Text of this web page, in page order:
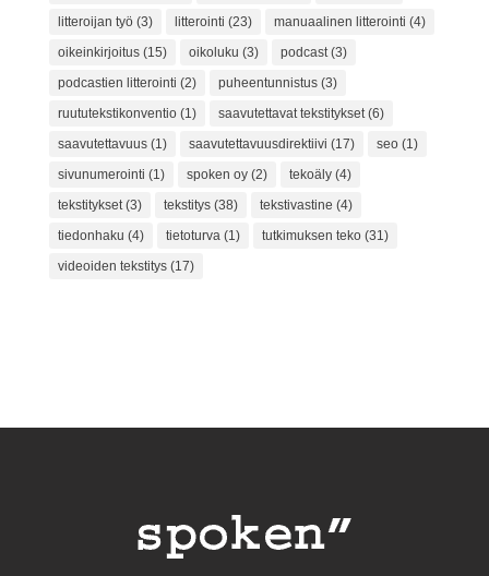
litteroijan työ(3) litterointi (23) manuaalinen litterointi (4)
oikeinkirjoitus(15) oikoluku (3) podcast(3)
podcastien litterointi (2) puheentunnistus(3)
ruututekstikonventio(1) saavutettavat tekstitykset(6)
saavutettavuus(1) saavutettavuusdirektiivi (17) seo(1)
sivunumerointi (1) spoken oy(2) tekoäly(4)
tekstitykset(3) tekstitys(38) tekstivastine (4)
tiedonhaku (4) tietoturva(1) tutkimuksen teko(31)
videoiden tekstitys(17)